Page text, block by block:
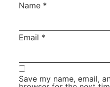
Name *
Email *
Save my name, email,